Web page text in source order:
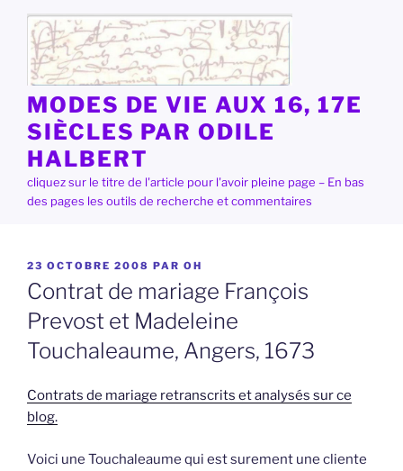
contenu
principal
MODES DE VIE AUX 16, 17E
SIÈCLES PAR ODILE
HALBERT
cliquez sur le titre de l'article pour l'avoir pleine page – En bas
des pages les outils de recherche et commentaires
PUBLIÉ
LE
23 OCTOBRE 2008 PAR OH
Contrat de mariage François
Prevost et Madeleine
Touchaleaume, Angers, 1673
Contrats de mariage retranscrits et analysés sur ce
blog.
Voici une Touchaleaume qui est surement une cliente